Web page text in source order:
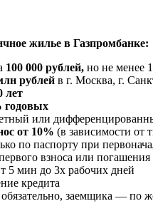
жилье в Газпромбанке:
100 000 рублей, но не менее
рублей в г. Москва, г.
лет
годовых
или
от 10% (в зависимости от
по паспорту при
взноса или
5 мин до 3х рабочих дней
кредита
заемщика — по